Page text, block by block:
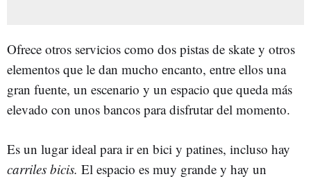
Ofrece otros servicios como dos pistas de skate y otros
elementos que le dan mucho encanto, entre ellos una
gran fuente, un escenario y un espacio que queda más
elevado con unos bancos para disfrutar del momento.
Es un lugar ideal para ir en bici y patines, incluso hay
carriles bicis. El espacio es muy grande y hay un